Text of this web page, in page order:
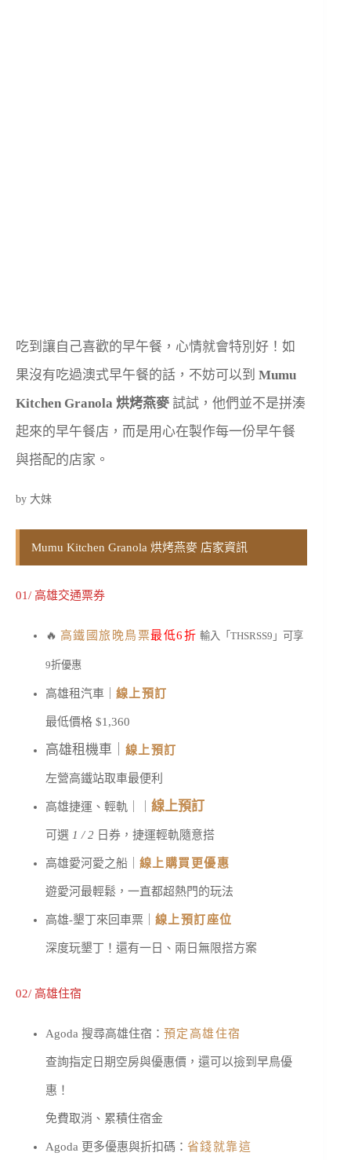
吃到讓自己喜歡的早午餐，心情就會特別好！如
果沒有吃過澳式早午餐的話，不妨可以到 Mumu
Kitchen Granola 烘烤燕麥 試試，他們並不是拼湊
起來的早午餐店，而是用心在製作每一份早午餐
與搭配的店家。
by 大妹
Mumu Kitchen Granola 烘烤燕麥 店家資訊
01/ 高雄交通票券
🔥 高鐵國旅晚鳥票最低6折 輸入「THSRSS9」可享
9折優惠
高雄租汽車｜ 線上預訂
最低價格 $1,360
高雄租機車｜ 線上預訂
左營高鐵站取車最便利
高雄捷運、輕軌｜ 線上預訂
可選 1 / 2 日券，捷運輕軌隨意搭
高雄愛河愛之船｜ 線上購買更優惠
遊愛河最輕鬆，一直都超熱門的玩法
高雄-墾丁來回車票｜ 線上預訂座位
深度玩墾丁！還有一日、兩日無限搭方案
02/ 高雄住宿
Agoda 搜尋高雄住宿： 預定高雄住宿
查詢指定日期空房與優惠價，還可以撿到早鳥優
惠！
免費取消、累積住宿金
Agoda 更多優惠與折扣碼： 省錢就靠這